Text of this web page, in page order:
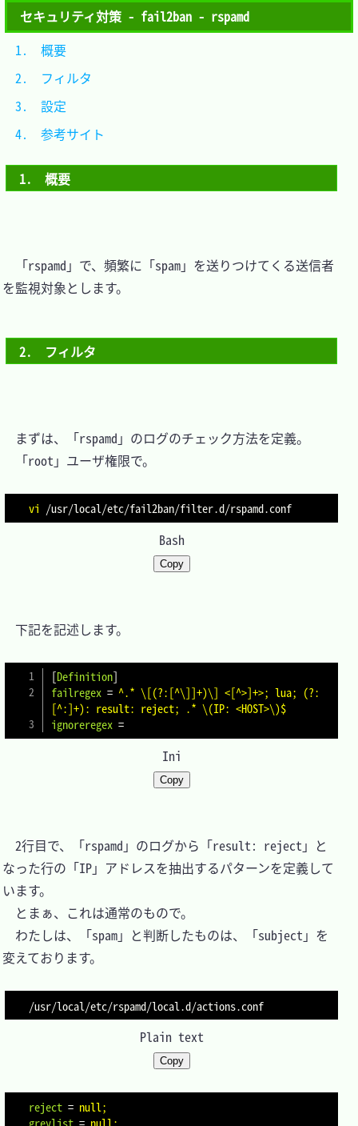
セキュリティ対策 - fail2ban - rspamd
1.　概要
「rspamd」で、頻繁に「spam」を送りつけてくる送信者
を監視対象とします。
2.　フィルタ
まずは、「rspamd」のログのチェック方法を定義。
「root」ユーザ権限で。
vi
Bash
Copy
下記を記述します。
[Definition]
failregex = ^.* \[(?:[^\]]+)\] <[^>]+>; lua; (?:
[^:]+): result: reject; .* \(IP: <HOST>\)$
ignoreregex =
Ini
Copy
2行目で、「rspamd」のログから「result: reject」と
なった行の「IP」アドレスを抽出するパターンを定義して
います。
とまぁ、これは通常のもので。
わたしは、「spam」と判断したものは、「subject」を
変えております。
Plain text
Copy
reject = null;